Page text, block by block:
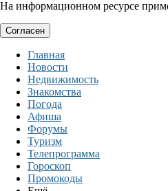
На информационном ресурсе
Согласен
Главная
Новости
Недвижимость
Знакомства
Погода
Афиша
Форумы
Туризм
Телепрограмма
Гороскоп
Промокоды